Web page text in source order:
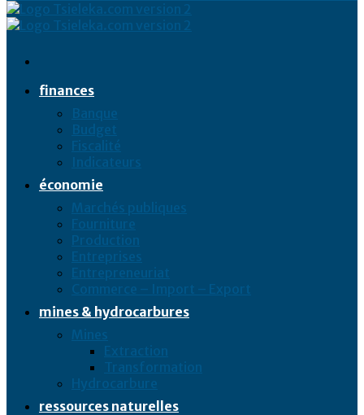
finances
Banque
Budget
Fiscalité
Indicateurs
économie
Marchés publiques
Fourniture
Production
Entreprises
Entrepreneuriat
Commerce – Import – Export
mines & hydrocarbures
Mines
Extraction
Transformation
Hydrocarbure
ressources naturelles